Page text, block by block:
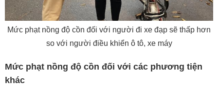
Mức phạt nồng độ cồn đối với người đi xe đạp sẽ thấp hơn
so với người điều khiển ô tô, xe máy
Mức phạt nồng độ cồn đối với các phương tiện
khác